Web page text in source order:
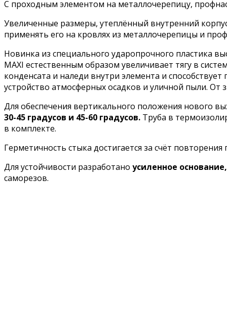
С проходным элементом на металлочерепицу,
Увеличенные размеры, утеплённый внутренний
применять его на кровлях из металлочерепицы и
Новинка из специального ударопрочного пластика
MAXI естественным образом увеличивает тягу в
конденсата и наледи внутри элемента и
устройство атмосферных осадков и уличной пыли.
Для обеспечения вертикального положения нового
30-45 градусов и 45-60 градусов. Труба в
в комплекте.
Герметичность стыка достигается за счёт
Для устойчивости разработано усиленное основание,
саморезов.